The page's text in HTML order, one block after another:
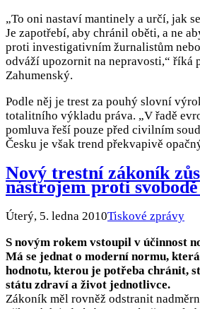
„To oni nastaví mantinely a určí, jak
Je zapotřebí, aby chránil oběti, a ne
proti investigativním žurnalistům
odváží upozornit na nepravosti,“ říká
Zahumenský.
Podle něj je trest za pouhý slovní
totalitního výkladu práva. „V řadě
pomluva řeší pouze před civilním
Česku je však trend překvapivě
Nový trestní zákoník
nástrojem proti svobodě
Úterý, 5. ledna 2010Tiskové zprávy
S novým rokem vstoupil v účinnost
Má se jednat o moderní normu,
hodnotu, kterou je potřeba chránit,
státu zdraví a život jednotlivce.
Zákoník měl rovněž odstranit